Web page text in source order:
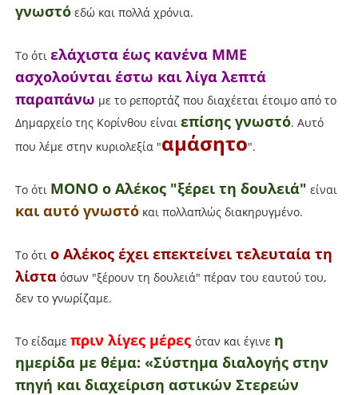
γνωστόεδώ και πολλά χρόνια.
Το ότι ελάχιστα έως κανένα ΜΜΕ
ασχολούνται έστω και λίγα λεπτά
παραπάνω με το ρεπορτάζ που διαχέεται έτοιμο από το
Δημαρχείο της Κορίνθου είναι επίσης γνωστό. Αυτό
που λέμε στην κυριολεξία "αμάσητο".
Το ότι ΜΟΝΟ ο Αλέκος "ξέρει τη δουλειά" είναι
και αυτό γνωστόκαι πολλαπλώς διακηρυγμένο.
Το ότι ο Αλέκος έχει επεκτείνει τελευταία τη
λίσταόσων "ξέρουν τη δουλειά" πέραν του εαυτού του,
δεν το γνωρίζαμε.
Το είδαμε πριν λίγες μέρες όταν και έγινε η
ημερίδα με θέμα: «Σύστημα διαλογής στην
πηγή και διαχείριση αστικών Στερεών